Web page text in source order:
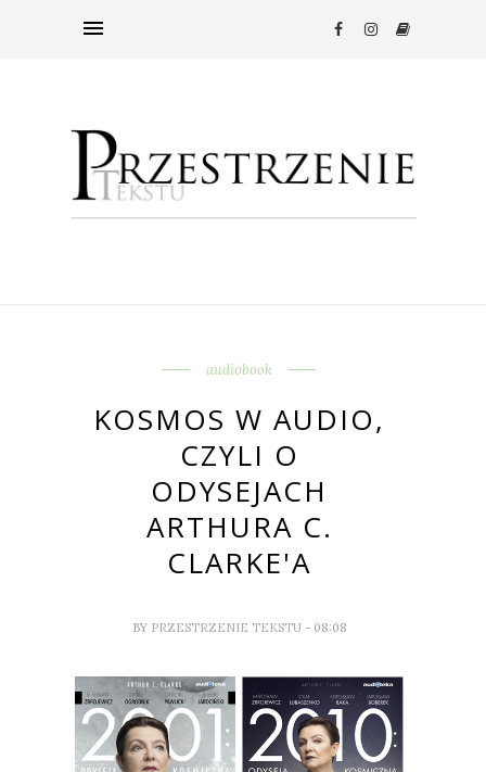
audiobook
KOSMOS W AUDIO,
CZYLI O
ODYSEJACH
ARTHURA C.
CLARKE'A
BY PRZESTRZENIE TEKSTU - 08:08